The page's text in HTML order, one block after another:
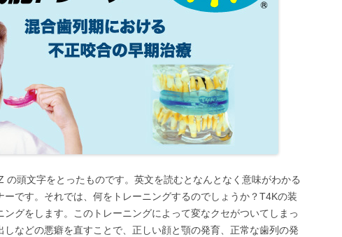
の頭文字をとったものです。英文を読むとなんとなく意味がわかる
ーです。それでは、何をトレーニングするのでしょうか？T4Kの装
グをします。このトレーニングによって変なクセがついてしまっ
しなどの悪癖を直すことで、正しい顔と顎の発育、正常な歯列の発